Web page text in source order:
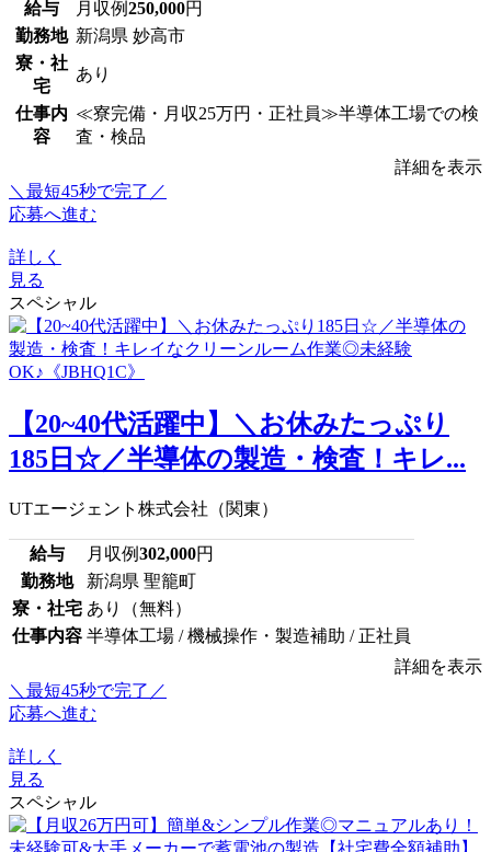
給与 月収例250,000円
勤務地 新潟県 妙高市
寮・社
宅
あり
仕事内
容
≪寮完備・月収25万円・正社員≫半導体工場での検
査・検品
詳細を表示
＼最短45秒で完了／
応募へ進む
詳しく
見る
スペシャル
【20~40代活躍中】＼お休みたっぷり
185日☆／半導体の製造・検査！キレ...
UTエージェント株式会社（関東）
給与 月収例302,000円
勤務地
新潟県 聖籠町
寮・社宅 あり（無料）
仕事内容 半導体工場 / 機械操作・製造補助 / 正社員
詳細を表示
＼最短45秒で完了／
応募へ進む
詳しく
見る
スペシャル